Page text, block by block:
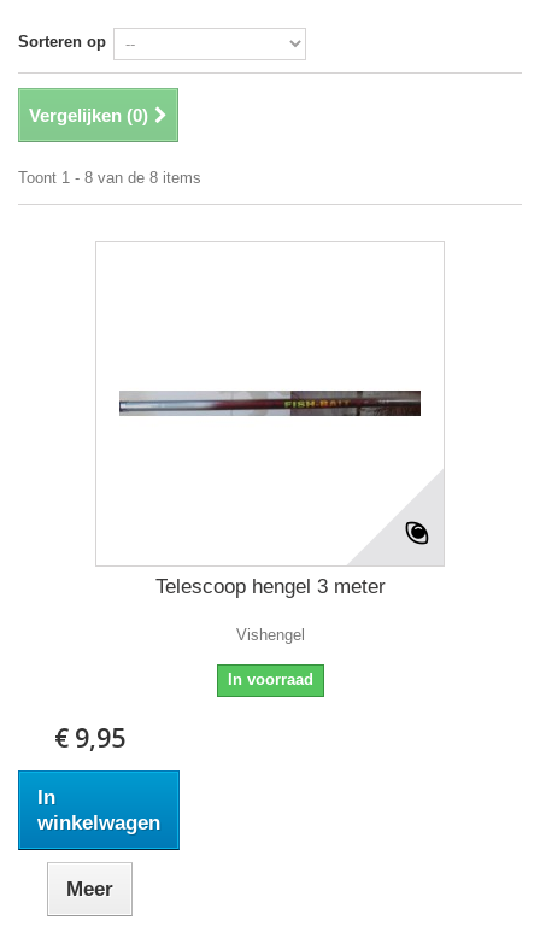
Sorteren op
Vergelijken (0)
Toont 1 - 8 van de 8 items
Telescoop hengel 3 meter
Vishengel
In voorraad
€ 9,95
In
winkelwagen
Meer